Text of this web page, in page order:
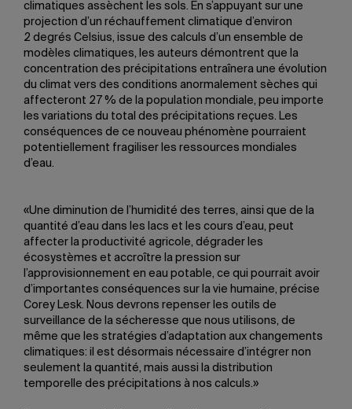
climatiques assèchent les sols. En s’appuyant sur une
projection d’un réchauffement climatique d’environ
2 degrés Celsius, issue des calculs d’un ensemble de
modèles climatiques, les auteurs démontrent que la
concentration des précipitations entraînera une évolution
du climat vers des conditions anormalement sèches qui
affecteront 27 % de la population mondiale, peu importe
les variations du total des précipitations reçues. Les
conséquences de ce nouveau phénomène pourraient
potentiellement fragiliser les ressources mondiales
d’eau.
«Une diminution de l’humidité des terres, ainsi que de la
quantité d’eau dans les lacs et les cours d’eau, peut
affecter la productivité agricole, dégrader les
écosystèmes et accroître la pression sur
l’approvisionnement en eau potable, ce qui pourrait avoir
d’importantes conséquences sur la vie humaine, précise
Corey Lesk. Nous devrons repenser les outils de
surveillance de la sécheresse que nous utilisons, de
même que les stratégies d’adaptation aux changements
climatiques: il est désormais nécessaire d’intégrer non
seulement la quantité, mais aussi la distribution
temporelle des précipitations à nos calculs.»